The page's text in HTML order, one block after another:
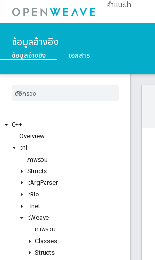
คำแนะนำ
ข้อมูลอ้างอิง
ข้อมูลอ้างอิง เอกสาร
C++
Overview
::nl
ภาพรวม
Structs
::ArgParser
::Ble
::Inet
::Weave
ภาพรวม
Classes
Structs